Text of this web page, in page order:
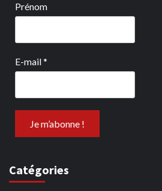
Prénom
E-mail*
Catégories